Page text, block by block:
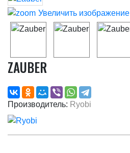
Увеличить изображение
ZAUBER
Производитель: Ryobi